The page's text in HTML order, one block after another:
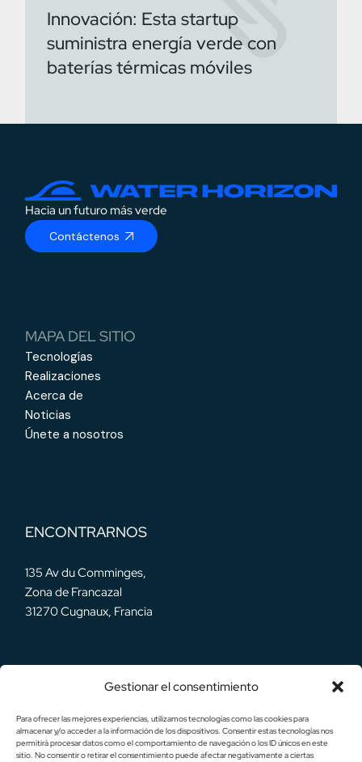
Gestionar el consentimiento
Para ofrecer las mejores experiencias, utilizamos tecnologías como las cookies para
almacenar y/o acceder a la información de los dispositivos. Consentir estas tecnologías nos
permitirá procesar datos como el comportamiento de navegación o los ID únicos en este
sitio. No consentir o retirar el consentimiento puede afectar negativamente a ciertas
Innovación: Esta startup
suministra energía verde con
baterías térmicas móviles
Hacia un futuro más verde
Contáctenos
MAPA DEL SITIO
Tecnologías
Realizaciones
Acerca de
Noticias
Únete a nosotros
ENCONTRARNOS
135 Av du Comminges,
Zona de Francazal
31270 Cugnaux, Francia
NUESTRAS REDES